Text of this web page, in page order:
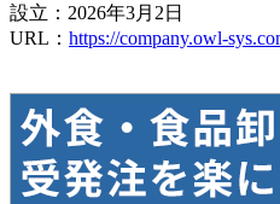
設立：2026年3月2日
URL： https://company.owl-